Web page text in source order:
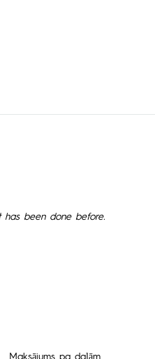
been done before.
Maksājums pa daļām